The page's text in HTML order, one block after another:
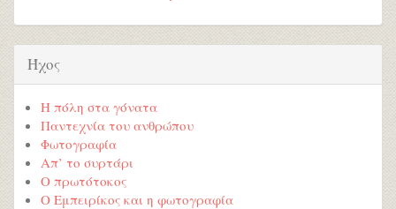
Ήχος
Η πόλη στα γόνατα
Παντεχνία του ανθρώπου
Φωτογραφία
Απ’ το συρτάρι
Ο πρωτότοκος
Ο Εμπειρίκος και η φωτογραφία